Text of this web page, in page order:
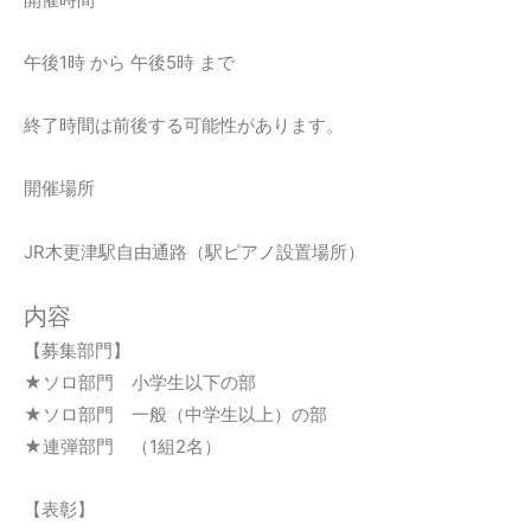
午後1時 から 午後5時 まで
終了時間は前後する可能性があります。
開催場所
JR木更津駅自由通路（駅ピアノ設置場所）
内容
【募集部門】
★ソロ部門 小学生以下の部
★ソロ部門 一般（中学生以上）の部
★連弾部門 （1組2名）
【表彰】